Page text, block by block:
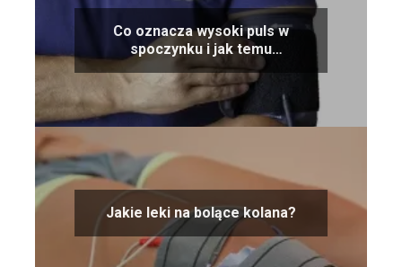
Co oznacza wysoki puls w
spoczynku i jak temu
przeciwdziałać?
Jakie leki na bolące kolana?